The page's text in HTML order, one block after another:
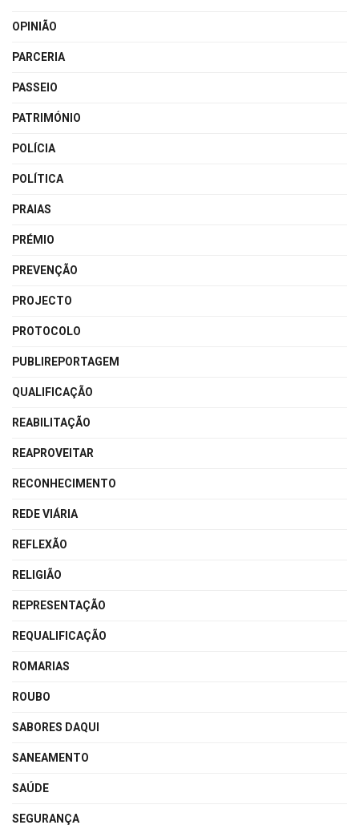
OPINIÃO
PARCERIA
PASSEIO
PATRIMÓNIO
POLÍCIA
POLÍTICA
PRAIAS
PRÉMIO
PREVENÇÃO
PROJECTO
PROTOCOLO
PUBLIREPORTAGEM
QUALIFICAÇÃO
REABILITAÇÃO
REAPROVEITAR
RECONHECIMENTO
REDE VIÁRIA
REFLEXÃO
RELIGIÃO
REPRESENTAÇÃO
REQUALIFICAÇÃO
ROMARIAS
ROUBO
SABORES DAQUI
SANEAMENTO
SAÚDE
SEGURANÇA